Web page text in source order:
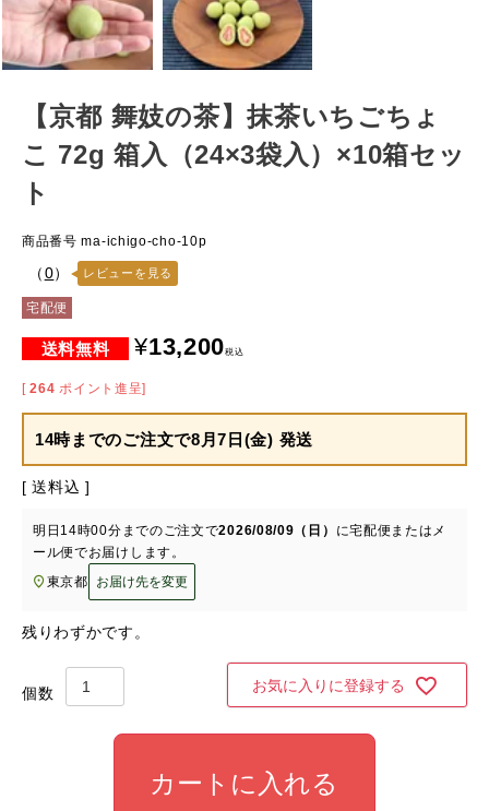
【京都 舞妓の茶】抹茶いちごちょ
こ 72g 箱入（24×3袋入）×10箱セッ
ト
商品番号 ma-ichigo-cho-10p
（0） レビューを見る
宅配便
¥13,200税込
[ 264 ポイント進呈]
14時までのご注文で8月7日(金) 発送
送料込
明日 14時00分 までのご注文で2026/08/09（日） に宅配便またはメ
ール便でお届けします。
東京都
お届け先を変更
残りわずかです。
お気に入りに登録する
カートに入れる